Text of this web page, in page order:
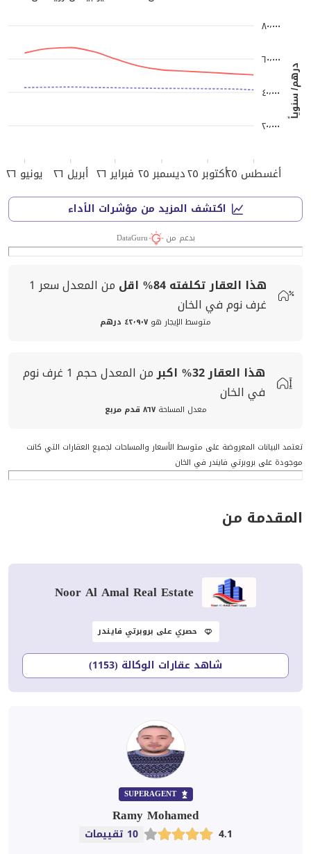
أغسطس ٢٥ أكتوبر ٢٥ ديسمبر ٢٥ فبراير ٢٦ أبريل ٢٦ يونيو ٢٦
درهم/ سنوياً
٢٠٬٠٠٠
٤٠٬٠٠٠
٦٠٬٠٠٠
٨٠٬٠٠٠
اكتشف المزيد من مؤشرات الأداء
بدعم من DataGuru
هذا العقار تكلفته84% اقل من المعدلسعر 1
غرف نوم في الخان
متوسط الإيجار هو ٤٢٬٩٠٧ درهم
هذا العقار32% اكبر من المعدل حجم
1 غرف نوم
في الخان
معدل المساحة ٨٦٧ قدم مربع
تعتمد البيانات المعروضة على متوسط الأسعار والمساحات لجميع العقارات التي كانت
موجودة على بروبرتي فايندر في الخان
المقدمة من
Noor Al Amal Real Estate
حصري على بروبرتي فايندر
شاهد عقارات الوكالة (1153)
SUPERAGENT
Ramy Mohamed
4.1
10 تقييمات